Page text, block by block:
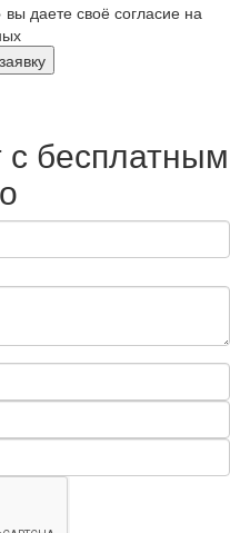
даете своё согласие на
с бесплатным